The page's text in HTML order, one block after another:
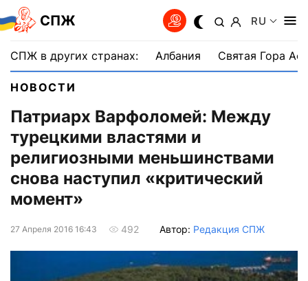
СПЖ RU
СПЖ в других странах: Албания Святая Гора
НОВОСТИ
Патриарх Варфоломей: Между
турецкими властями и
религиозными меньшинствами
снова наступил «критический
момент»
27 Апреля 2016 16:43 492 Автор: Редакция СПЖ